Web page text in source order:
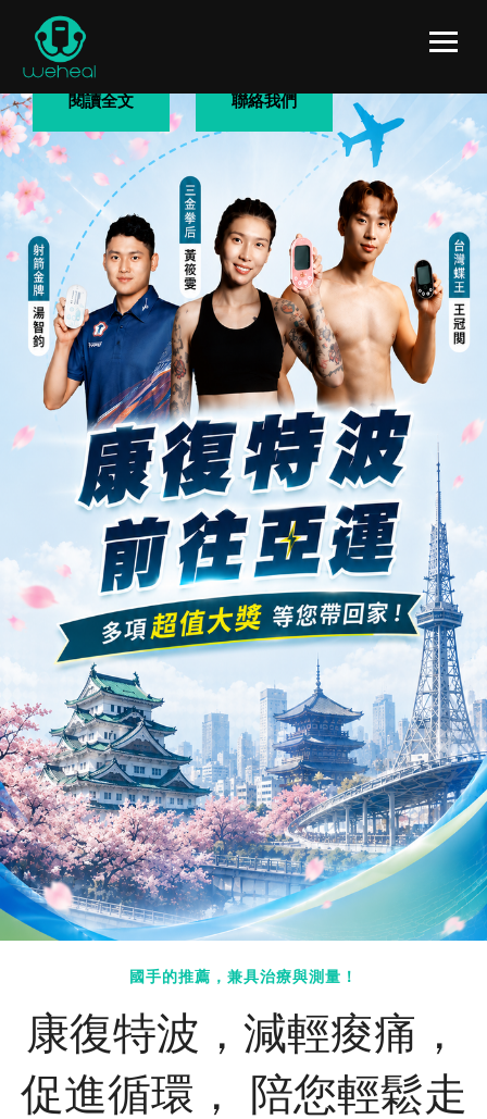
閱讀全文 聯絡我們
國手的推薦，兼具治療與測量！
康復特波，減輕痠痛，
促進循環，
陪您輕鬆走